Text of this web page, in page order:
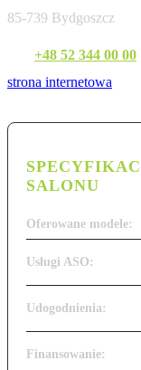
85-739 Bydgoszcz
+48 52 344 00 00
strona internetowa
SALONU
Oferowane modele:
Usługi ASO:
Udogodnienia:
Finansowanie: